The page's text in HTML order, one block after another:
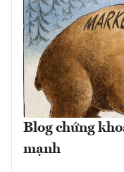
Blog chứng
mạnh